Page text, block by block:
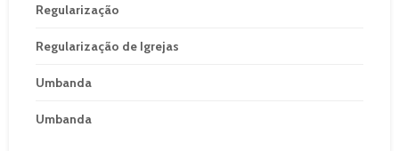
Regularização
Regularização de Igrejas
Umbanda
Umbanda